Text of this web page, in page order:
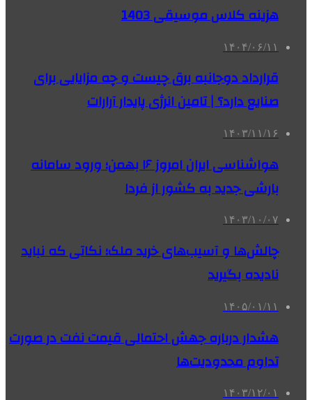
هزینه کلاس موسیقی 1403
۱۴۰۴/۰۶/۱۱
قرارداد دوجانبه برق چیست و چه مزایایی برای
صنایع دارد؟ | تامین انرژی پایدار آرارات
۱۴۰۳/۱۱/۱۶
هواشناسی ایران امروز ۱۶ بهمن؛ ورود سامانه
بارشی جدید به کشور از فردا
۱۴۰۳/۱۰/۰۷
چالش‌ها و آسیب‌های خرید ملک؛ نکاتی که نباید
نادیده بگیرید
۱۴۰۵/۰۱/۱۱
هشدار درباره جهش احتمالی قیمت نفت در صورت
تداوم محدودیت‌ها
۱۴۰۳/۱۲/۰۱